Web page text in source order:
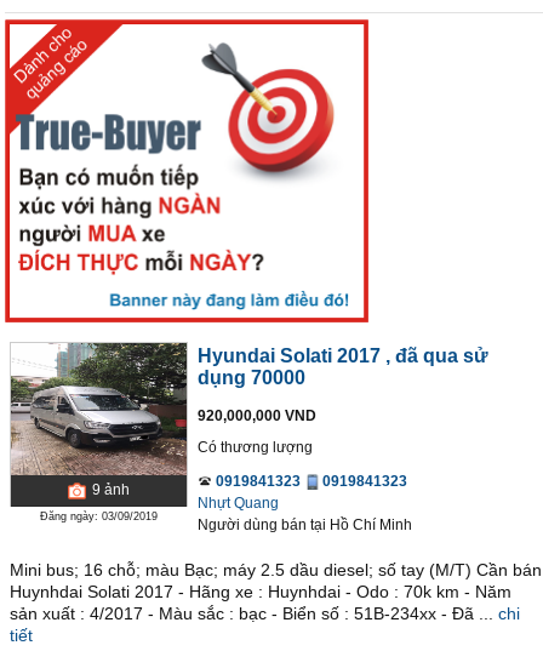
9 ảnh
Đăng ngày: 03/09/2019
Hyundai Solati 2017 , đã qua sử
dụng 70000
920,000,000 VND
Có thương lượng
0919841323
0919841323
Nhựt Quang
Người dùng bán tại Hồ Chí Minh
Mini bus; 16 chỗ; màu Bạc; máy 2.5 dầu diesel; số tay (M/T) Cần bán
Huynhdai Solati 2017 - Hãng xe : Huynhdai - Odo : 70k km - Năm
sản xuất : 4/2017 - Màu sắc : bạc - Biển số : 51B-234xx - Đã ...
chi
tiết